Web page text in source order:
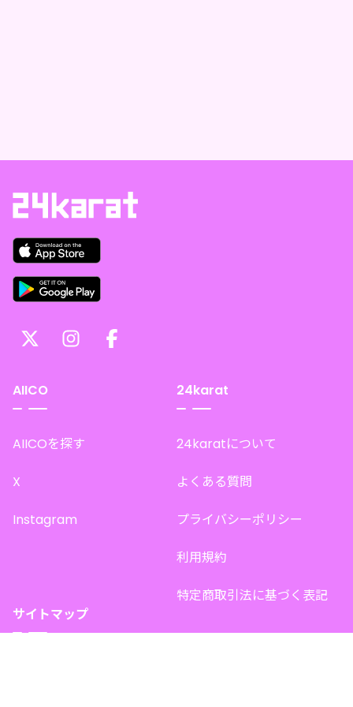
AIICO
AIICOを探す
X
Instagram
24karat
24karatについて
よくある質問
プライバシーポリシー
利用規約
特定商取引法に基づく表記
サイトマップ